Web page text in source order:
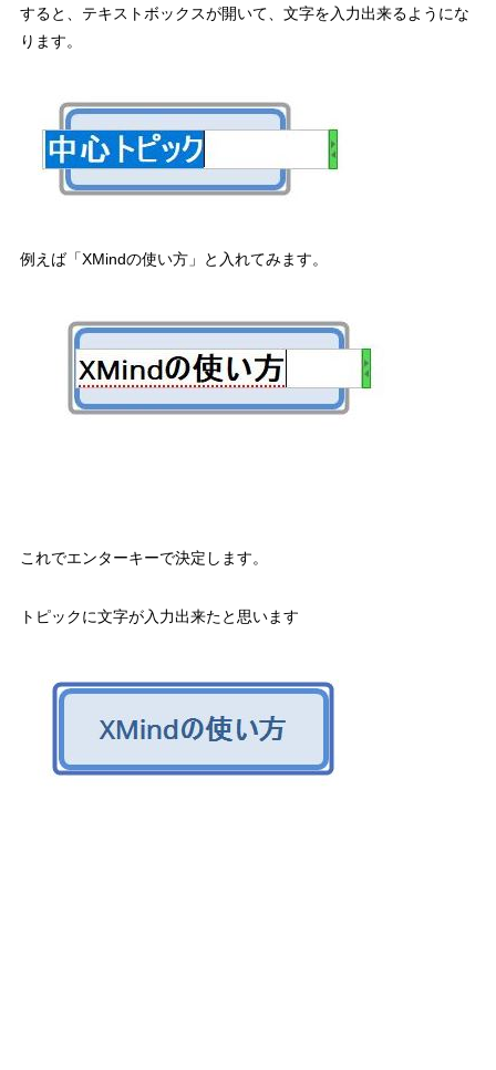
すると、テキストボックスが開いて、文字を入力出来るようにな
ります。
例えば「XMindの使い方」と入れてみます。
これでエンターキーで決定します。
トピックに文字が入力出来たと思います